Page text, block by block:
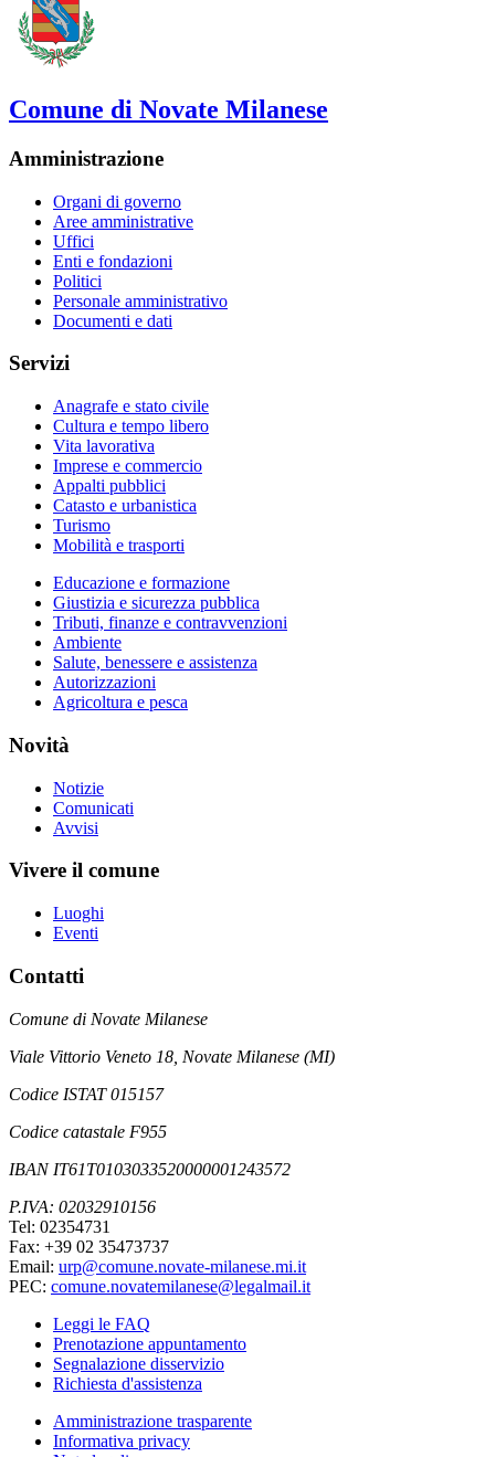
Comune di Novate Milanese
Amministrazione
Organi di governo
Aree amministrative
Uffici
Enti e fondazioni
Politici
Personale amministrativo
Documenti e dati
Servizi
Anagrafe e stato civile
Cultura e tempo libero
Vita lavorativa
Imprese e commercio
Appalti pubblici
Catasto e urbanistica
Turismo
Mobilità e trasporti
Educazione e formazione
Giustizia e sicurezza pubblica
Tributi, finanze e contravvenzioni
Ambiente
Salute, benessere e assistenza
Autorizzazioni
Agricoltura e pesca
Novità
Notizie
Comunicati
Avvisi
Vivere il comune
Luoghi
Eventi
Contatti
Comune di Novate Milanese
Viale Vittorio Veneto 18, Novate Milanese (MI)
Codice ISTAT 015157
Codice catastale F955
IBAN IT61T0103033520000001243572
P.IVA: 02032910156
Tel: 02354731
Fax: +39 02 35473737
Email: urp@comune.novate-milanese.mi.it
PEC: comune.novatemilanese@legalmail.it
Leggi le FAQ
Prenotazione appuntamento
Segnalazione disservizio
Richiesta d'assistenza
Amministrazione trasparente
Informativa privacy